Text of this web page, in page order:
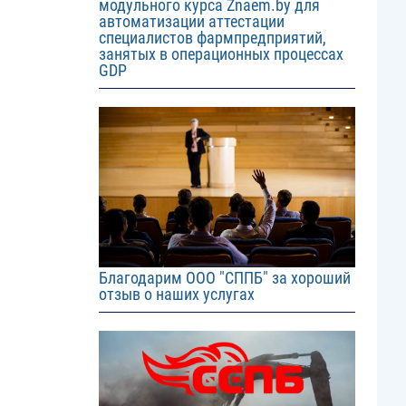
модульного курса Znaem.by для
автоматизации аттестации
специалистов фармпредприятий,
занятых в операционных процессах
GDP
Image
Благодарим ООО "СППБ" за хороший
отзыв о наших услугах